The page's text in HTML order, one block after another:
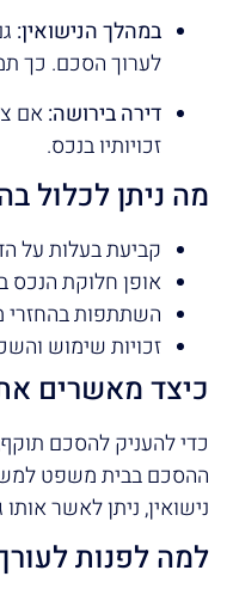
במהלך הנישואין:
לערוך הסכם. כך
דירה בירושה: אם
זכויותיו בנכס.
מה ניתן לכלול
קביעת בעלות על
אופן חלוקת
השתתפות
זכויות שימוש
כיצד מאשרים
כדי להעניק להסכם
ההסכם בבית משפט
נישואין, ניתן לאשר אותו
למה לפנות